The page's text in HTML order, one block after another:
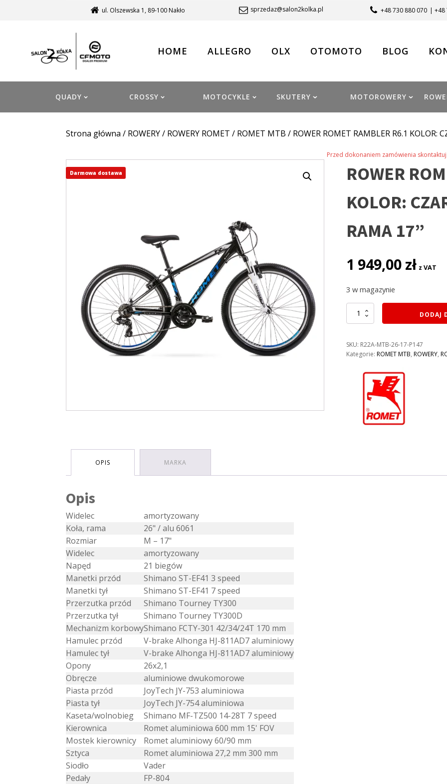
ul. Olszewska 1, 89-100 Nakło sprzedaz@salon2kolka.pl +48 730 880 070 | +48
HOME ALLEGRO OLX OTOMOTO BLOG
QUADY CROSSY MOTOCYKLE SKUTERY MOTOROWERY
Strona główna / ROWERY/ ROWERY ROMET / ROMET MTB / ROWER ROMET RAMBLER R6.1 KOLOR:
Przed dokonaniem zamówienia
ROWER
KOLOR:
RAMA 17”
1 949,00 zł z VAT
3 w magazynie
ilość
ROWER
R6.1
KOLOR:
DODAJ
SKU: R22A-MTB-26-17-P147
Kategorie: ROMET MTB, ROWERY,
Darmowa dostawa
OPIS MARKA
Opis
Widelec
amortyzowany
Koła, rama
26" / alu 6061
Rozmiar
M – 17"
Widelec
amortyzowany
Napęd
21 biegów
Manetki przód
Shimano ST-EF41 3 speed
Manetki tył
Shimano ST-EF41 7 speed
Przerzutka przód
Shimano Tourney TY300
Przerzutka tył
Shimano Tourney TY300D
Mechanizm korbowyShimano FCTY-301 42/34/24T 170 mm
Hamulec przód
V-brake Alhonga HJ-811AD7 aluminiowy
Hamulec tył
V-brake Alhonga HJ-811AD7 aluminiowy
Opony
26x2,1
Obręcze
aluminiowe dwukomorowe
Piasta przód
JoyTech JY-753 aluminiowa
Piasta tył
JoyTech JY-754 aluminiowa
Kaseta/wolnobieg
Shimano MF-TZ500 14-28T 7 speed
Kierownica
Romet aluminiowa 600 mm 15' FOV
Mostek kierownicy
Romet aluminiowy 60/90 mm
Sztyca
Romet aluminiowa 27,2 mm 300 mm
Siodło
Vader
Pedały
FP-804